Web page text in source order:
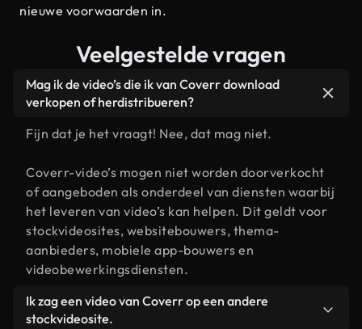
nieuwe voorwaarden in.
Veelgestelde vragen
Mag ik de video’s die ik van Coverr download
verkopen of herdistribueren?
Fijn dat je het vraagt! Nee, dat mag niet.
Coverr-video’s mogen niet worden doorverkocht
of aangeboden als onderdeel van diensten waarbij
het leveren van video’s kan helpen. Dit geldt voor
stockvideosites, websitebouwers, thema-
aanbieders, mobiele app-bouwers en
videobewerkingsdiensten.
Ik zag een video van Coverr op een andere
stockvideosite.